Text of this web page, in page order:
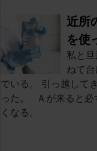
近所
を使
私と
ねて
でいる。 引っ越して
った。 Ａが来ると必
くなる。